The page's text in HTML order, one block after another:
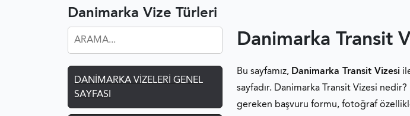
Danimarka Vize Türleri
DANIMARKA VIZELERI GENEL
SAYFASI
Danimarka Transit
Bu sayfamız, Danimarka Transit Vizesi
sayfadır. Danimarka Transit Vizesi
gereken başvuru formu, fotoğraf